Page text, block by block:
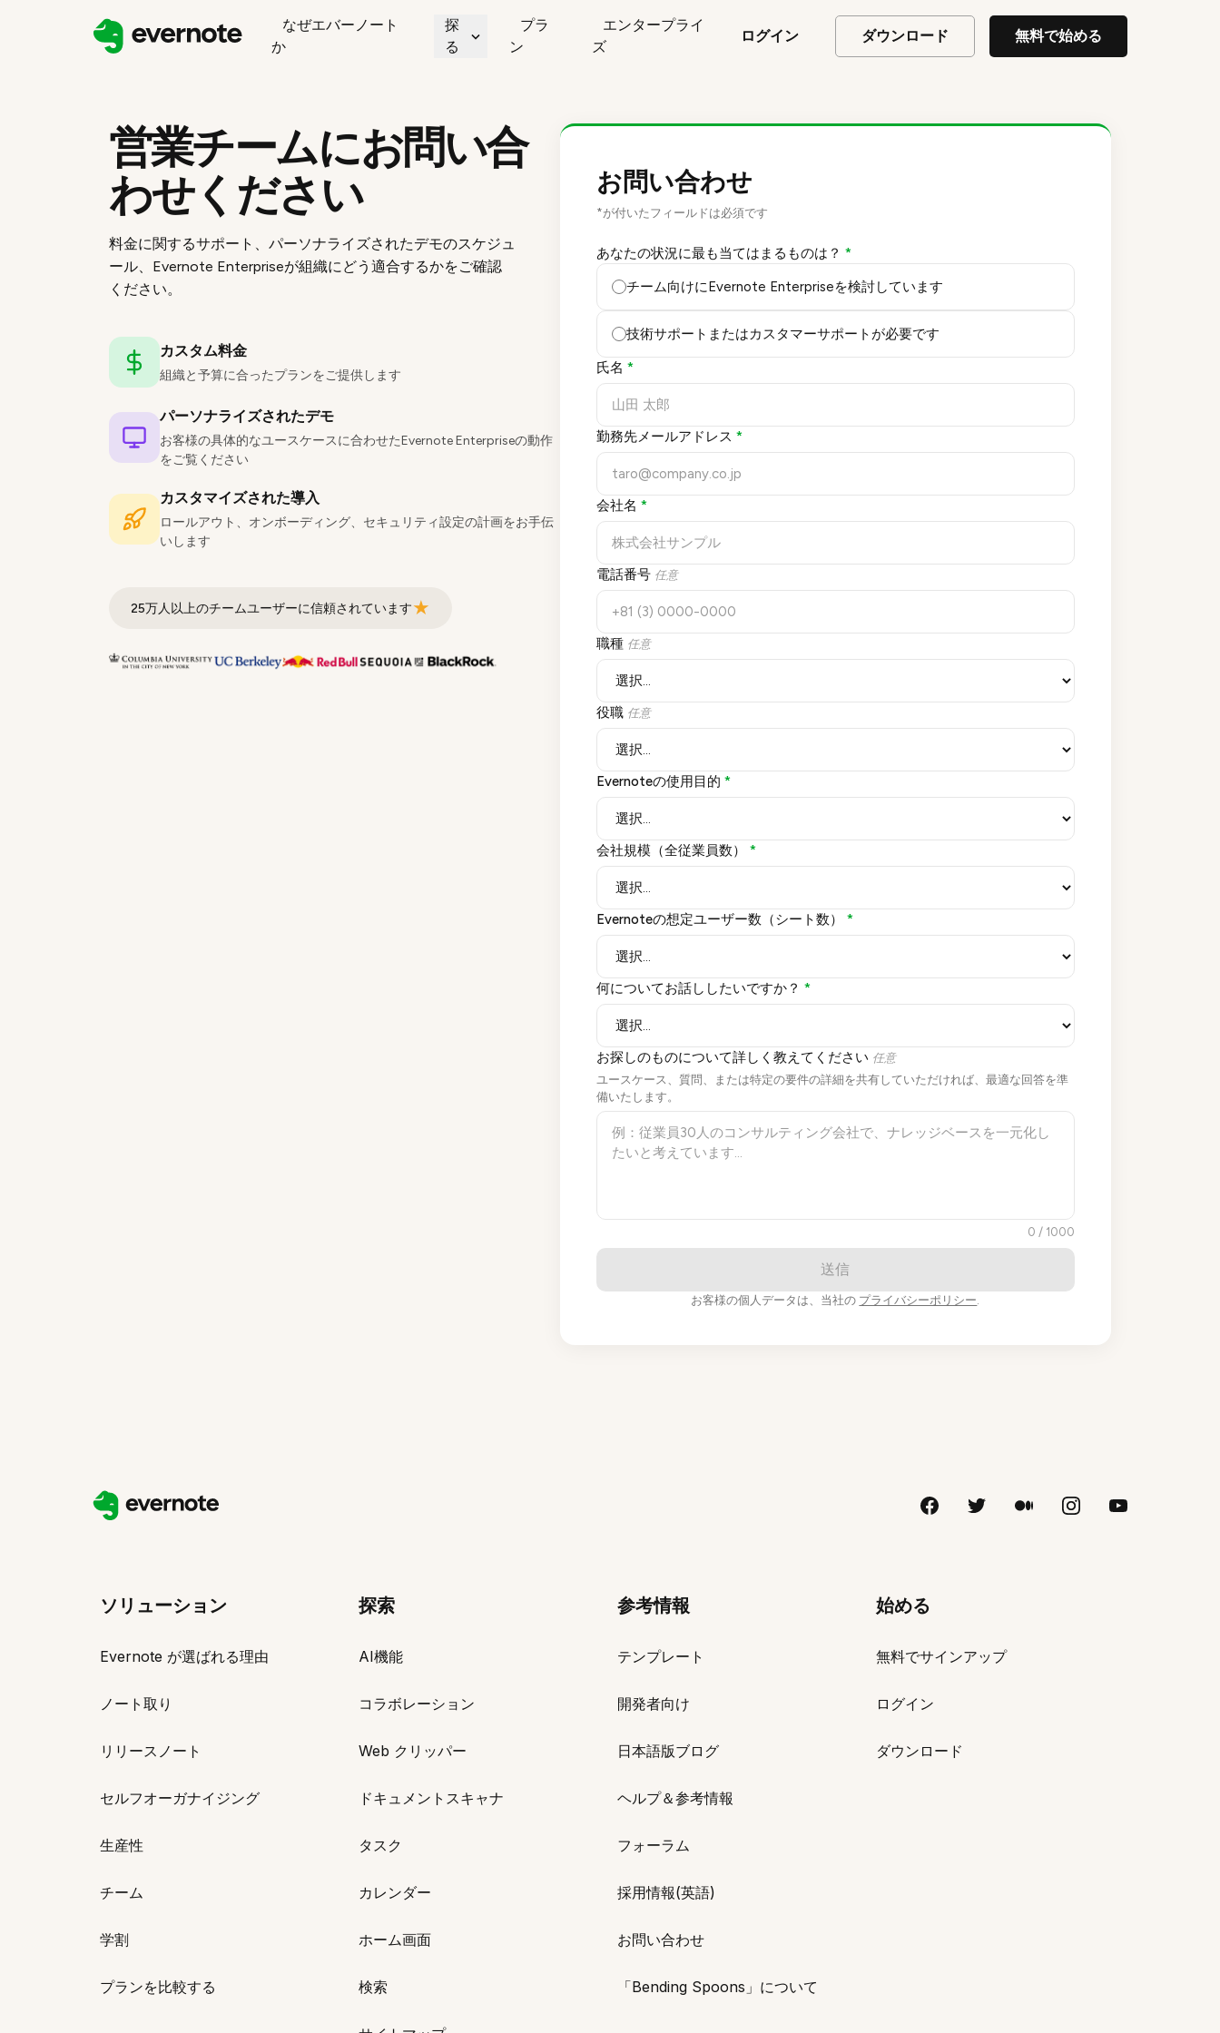
なぜエバーノート
か
探
る
プラ
ン
エンタープライ
ズ
ログイン ダウンロード 無料で始める
営業チームにお問い合
わせください
料金に関するサポート、パーソナライズされたデモのスケジュ
ール、Evernote Enterpriseが組織にどう適合するかをご確認
ください。
カスタム料金
組織と予算に合ったプランをご提供します
パーソナライズされたデモ
お客様の具体的なユースケースに合わせたEvernote Enterpriseの動作
をご覧ください
カスタマイズされた導入
ロールアウト、オンボーディング、セキュリティ設定の計画をお手伝
いします
25万人以上のチームユーザーに信頼されています★
お問い合わせ
*が付いたフィールドは必須です
あなたの状況に最も当てはまるものは？ *
チーム向けにEvernote Enterpriseを検討しています
技術サポートまたはカスタマーサポートが必要です
氏名 *
勤務先メールアドレス *
会社名 *
電話番号 任意
職種 任意
役職 任意
Evernoteの使用目的 *
会社規模（全従業員数） *
Evernoteの想定ユーザー数（シート数） *
何についてお話ししたいですか？ *
お探しのものについて詳しく教えてください 任意
ユースケース、質問、または特定の要件の詳細を共有していただければ、最適な回答を準
備いたします。
0 / 1000
送信
お客様の個人データは、当社の プライバシーポリシー.
ソリューション
Evernote が選ばれる理由
ノート取り
リリースノート
セルフオーガナイジング
生産性
チーム
学割
プランを比較する
探索
AI機能
コラボレーション
Web クリッパー
ドキュメントスキャナ
タスク
カレンダー
ホーム画面
検索
参考情報
テンプレート
開発者向け
日本語版ブログ
ヘルプ＆参考情報
フォーラム
採用情報(英語)
お問い合わせ
「Bending Spoons」について
始める
無料でサインアップ
ログイン
ダウンロード